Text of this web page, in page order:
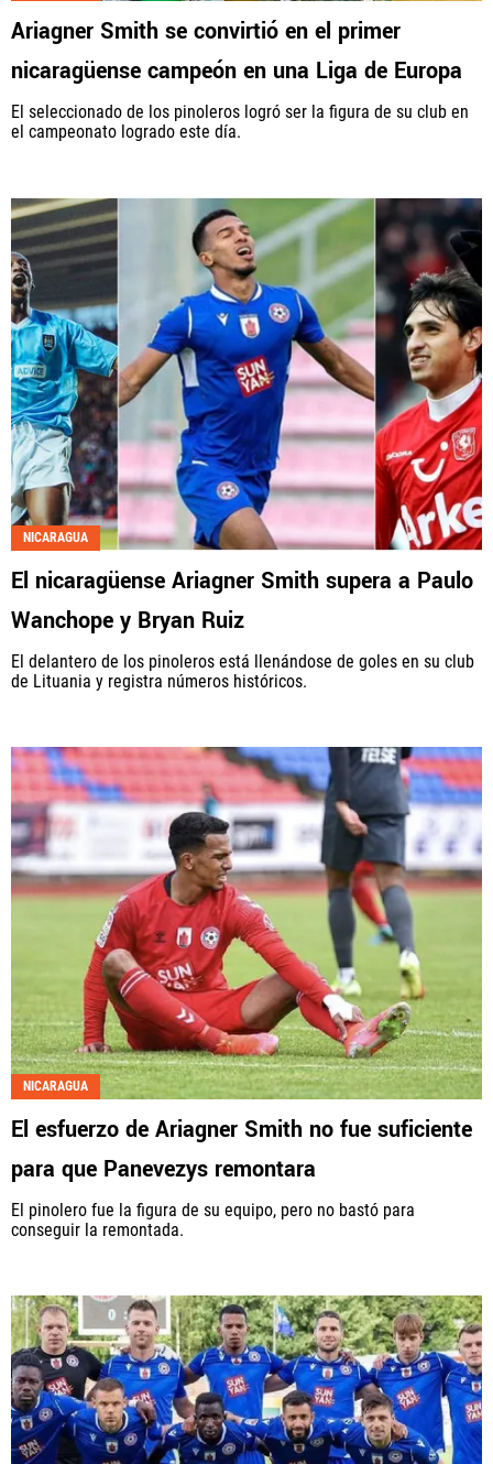
Ariagner Smith se convirtió en el primer
nicaragüense campeón en una Liga de Europa
El seleccionado de los pinoleros logró ser la figura de su club en
el campeonato logrado este día.
NICARAGUA
El nicaragüense Ariagner Smith supera a Paulo
Wanchope y Bryan Ruiz
El delantero de los pinoleros está llenándose de goles en su club
de Lituania y registra números históricos.
NICARAGUA
El esfuerzo de Ariagner Smith no fue suficiente
para que Panevezys remontara
El pinolero fue la figura de su equipo, pero no bastó para
conseguir la remontada.